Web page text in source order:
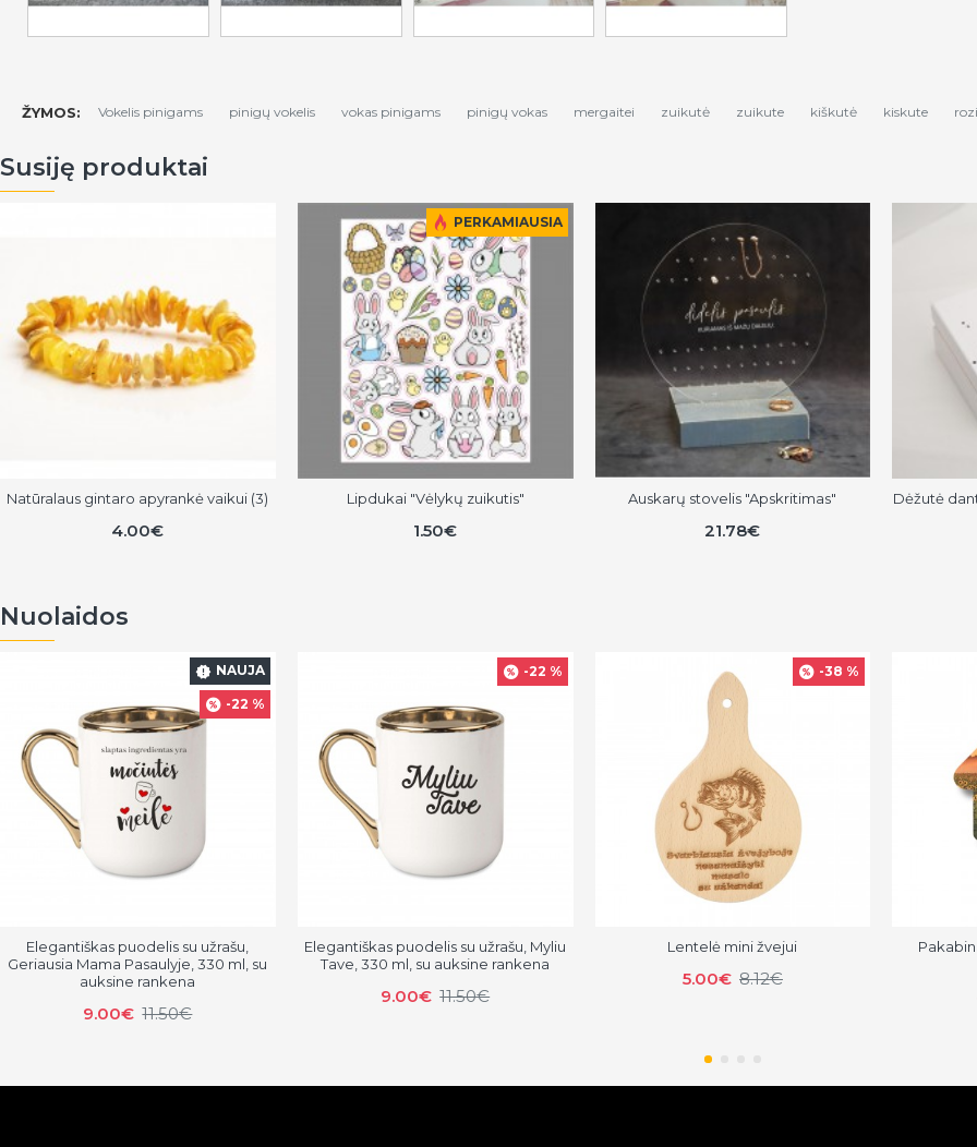
ŽYMOS: Vokelis pinigams pinigų vokelis vokas pinigams pinigų vokas mergaitei zuikutė zuikute kiškutė kiskute
Susiję produktai
Natūralaus gintaro apyrankė vaikui (3)
4.00€
PERKAMIAUSIA
Lipdukai "Vėlykų zuikutis"
1.50€
Auskarų stovelis "Apskritimas"
21.78€
Dėžutė
Nuolaidos
NAUJA
-22 %
Elegantiškas puodelis su užrašu,
Geriausia Mama Pasaulyje, 330 ml, su
auksine rankena
9.00€ 11.50€
-22 %
Elegantiškas puodelis su užrašu, Myliu
Tave, 330 ml, su auksine rankena
9.00€ 11.50€
-38 %
Lentelė mini žvejui
5.00€ 8.12€